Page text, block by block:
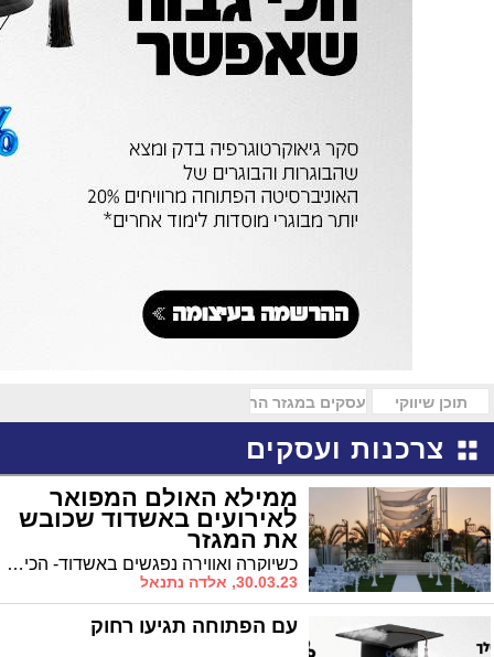
תוכן שיווקי עסקים במגזר החרדי
צרכנות ועסקים
ממילא האולם המפואר
לאירועים באשדוד שכובש
את המגזר
כשיוקרה ואווירה נפגשים באשדוד- הכירו את האולם המפואר של "ממילא" במיקום הכי אסטרטגי בעיר. ב'ממילא' תהנו מכל הפרמטרים הנחוצים להרכבת אירוע חוויתי ובלתי נשכח
30.03.23, אלדה נתנאל
עם הפתוחה תגיעו רחוק